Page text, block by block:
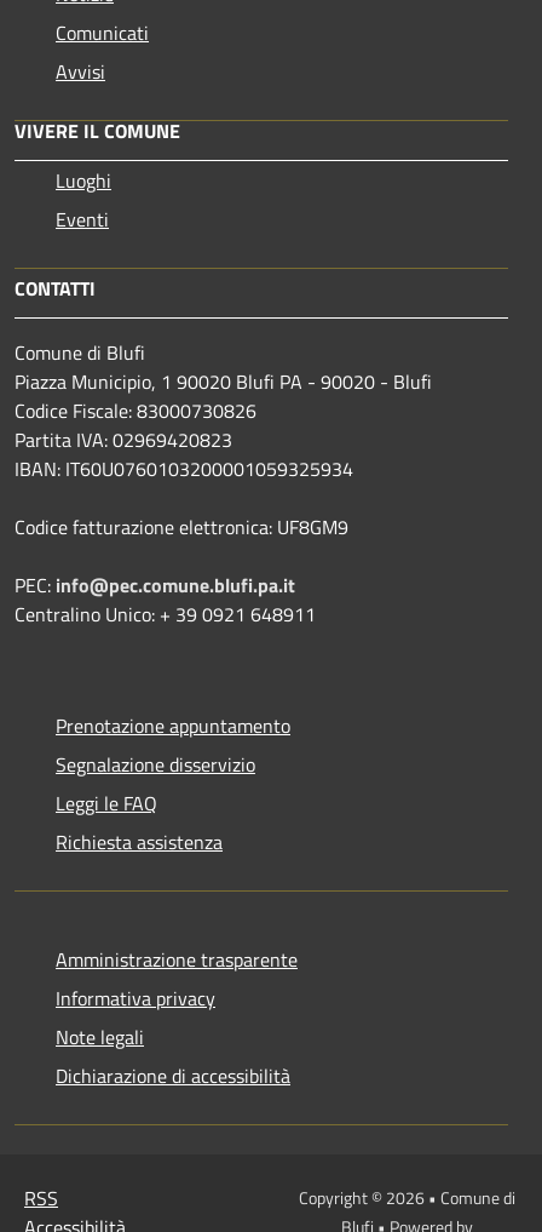
Comunicati
Avvisi
VIVERE IL COMUNE
Luoghi
Eventi
CONTATTI
Comune di Blufi
Piazza Municipio, 1 90020 Blufi PA - 90020 - Blufi
Codice Fiscale: 83000730826
Partita IVA: 02969420823
IBAN: IT60U0760103200001059325934
Codice fatturazione elettronica: UF8GM9
PEC: info@pec.comune.blufi.pa.it
Centralino Unico: + 39 0921 648911
Prenotazione appuntamento
Segnalazione disservizio
Leggi le FAQ
Richiesta assistenza
Amministrazione trasparente
Informativa privacy
Note legali
Dichiarazione di accessibilità
RSS
Copyright © 2026 • Comune di
Blufi • Powered by